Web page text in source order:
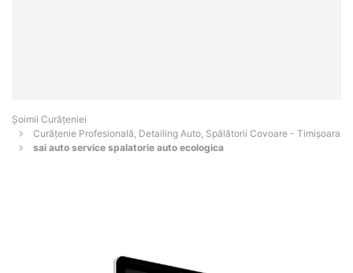
Șoimii Curățeniei
Curățenie Profesională, Detailing Auto, Spălătorii Covoare - Timişoara
sai auto service spalatorie auto ecologica